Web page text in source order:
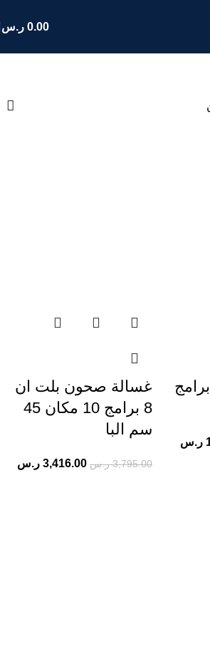
0.00 ر.س
غسالة صحون 9 برامج
ر.س
غسالة صحون بلت ان
8 برامج 10 مكان 45
سم البا
3,795.00 ر.س 3,416.00 ر.س